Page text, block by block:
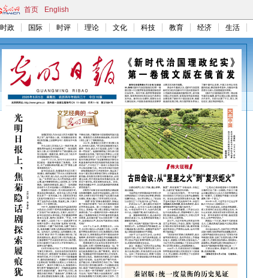
首页 English
时政 国际 时评 理论 文化 科技 教育 经济 生活